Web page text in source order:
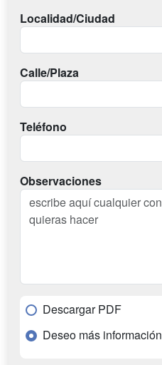
Localidad/Ciudad
Calle/Plaza
Teléfono
Observaciones
Descargar PDF
Deseo más información